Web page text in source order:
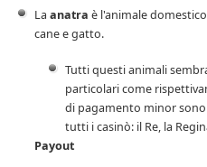
La anatra è l'animale
cane e gatto.
Tutti questi animali
particolari come
di pagamento minor
tutti i casinò: il Re, la
Payout